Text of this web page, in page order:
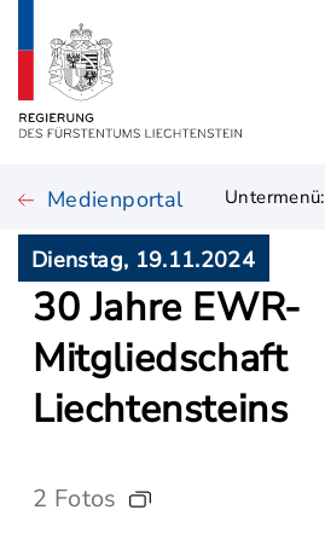
Medienportal Untermenü:
Dienstag, 19.11.2024
30 Jahre EWR-
Mitgliedschaft
Liechtensteins
2 Fotos